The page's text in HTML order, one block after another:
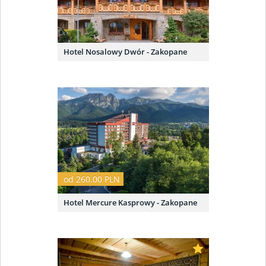
Hotel Nosalowy Dwór - Zakopane
od 260.00 PLN
Hotel Mercure Kasprowy - Zakopane